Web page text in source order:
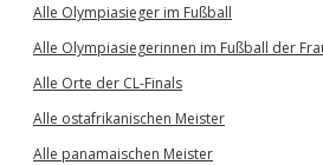
Alle Olympiasieger im Fußball
Alle Olympiasiegerinnen im Fußball der
Alle Orte der CL-Finals
Alle ostafrikanischen Meister
Alle panamaischen Meister